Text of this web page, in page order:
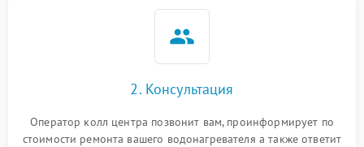
2. Консультация
Оператор колл центра позвонит вам, проинформирует по
стоимости ремонта вашего водонагревателя а также ответит